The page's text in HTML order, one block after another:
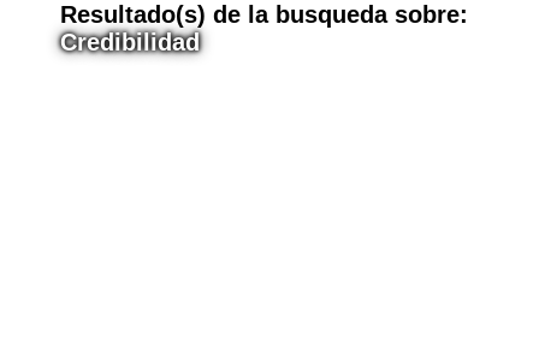
n
Resultado(s) de la busqueda sobre:
Credibilidad